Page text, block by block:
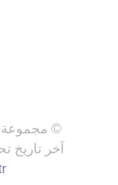
© مجموعة
آخر تاريخ